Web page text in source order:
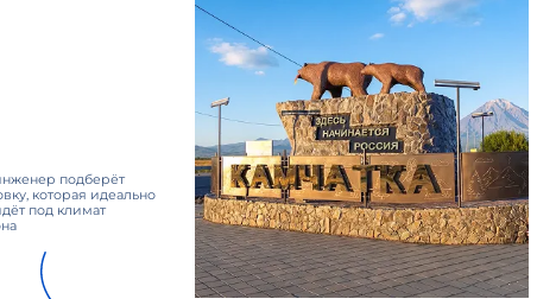
подберёт
которая идеально
под климат